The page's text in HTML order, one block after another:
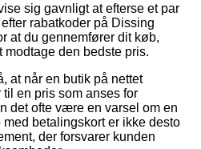
sig gavnligt at efterse et par
rabatkoder på Dissing
at du gennemfører dit køb,
modtage den bedste pris.
at når en butik på nettet
en pris som anses for
det ofte være en varsel om en
betalingskort er ikke desto
der forsvarer kunden